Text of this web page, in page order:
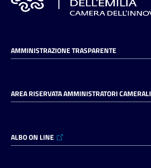
AMMINISTRAZIONE TRASPARENTE
AREA RISERVATA AMMINISTRATORI CAMERALI
ALBO ON LINE